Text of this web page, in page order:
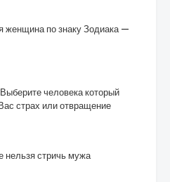
женщина по знаку Зодиака —
человека который
страх или отвращение
нельзя стричь мужа